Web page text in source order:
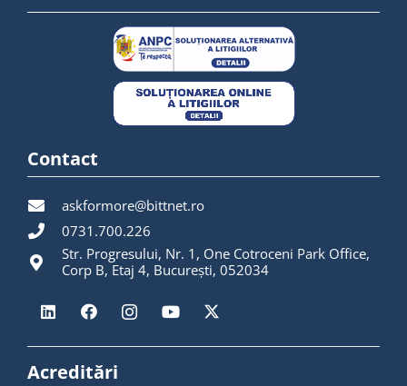
Contact
askformore@bittnet.ro
0731.700.226
Str. Progresului, Nr. 1, One Cotroceni Park Office,
Corp B, Etaj 4, București, 052034
Acreditări